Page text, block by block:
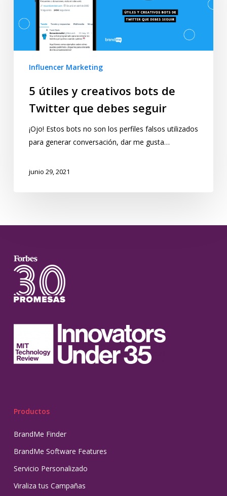
Influencer Marketing
5 útiles y creativos bots de
Twitter que debes seguir
¡Ojo! Estos bots no son los perfiles falsos utilizados
para generar conversación, dar me gusta…
junio 29, 2021
Productos
BrandMe Finder
BrandMe Software Features
Servicio Personalizado
Viraliza tus Campañas